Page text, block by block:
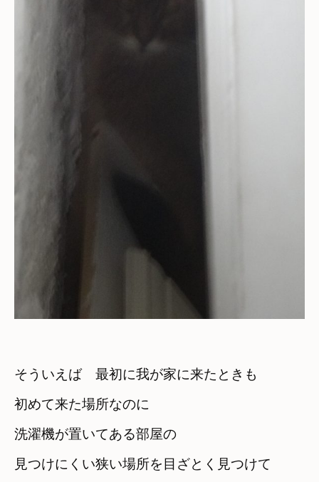
そういえば　最初に我が家に来たときも
初めて来た場所なのに
洗濯機が置いてある部屋の
見つけにくい狭い場所を目ざとく見つけて